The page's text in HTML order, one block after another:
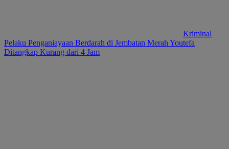
Kriminal
Pelaku Penganiayaan Berdarah di Jembatan Merah Youtefa
Ditangkap Kurang dari 4 Jam